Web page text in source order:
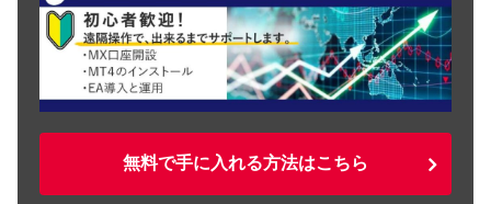
無料で手に入れる方法はこちら